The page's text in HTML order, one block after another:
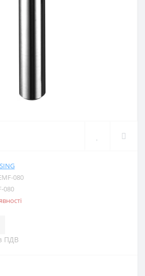
080
080
ПДВ